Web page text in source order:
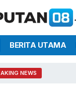
BERITA UTAMA
NEWS